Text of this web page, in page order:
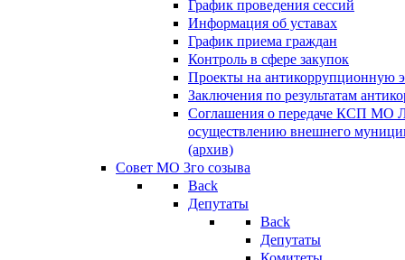
График проведения сессий
Информация об уставах
График приема граждан
Контроль в сфере закупок
Проекты на антикоррупционную
Заключения по результатам
Соглашения о передаче КСП МО
осуществлению внешнего
(архив)
Совет МО 3го созыва
Back
Депутаты
Back
Депутаты